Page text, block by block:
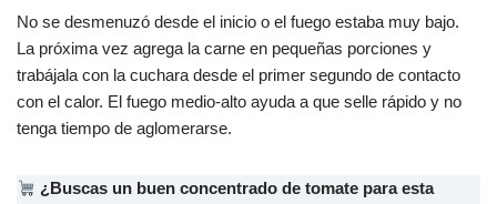
No se desmenuzó desde el inicio o el fuego estaba muy bajo.
La próxima vez agrega la carne en pequeñas porciones y
trabájala con la cuchara desde el primer segundo de contacto
con el calor. El fuego medio-alto ayuda a que selle rápido y no
tenga tiempo de aglomerarse.
¿Buscas un buen concentrado de tomate para esta